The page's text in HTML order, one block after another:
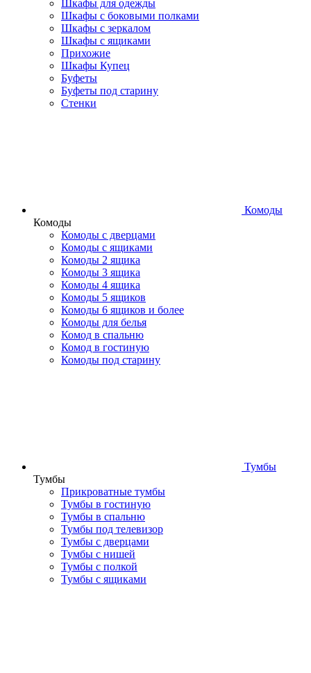
Шкафы для одежды
Шкафы с боковыми полками
Шкафы с зеркалом
Шкафы с ящиками
Прихожие
Шкафы Купец
Буфеты
Буфеты под старину
Стенки
Комоды
Комоды
Комоды с дверцами
Комоды с ящиками
Комоды 2 ящика
Комоды 3 ящика
Комоды 4 ящика
Комоды 5 ящиков
Комоды 6 ящиков и более
Комоды для белья
Комод в спальню
Комод в гостиную
Комоды под старину
Тумбы
Тумбы
Прикроватные тумбы
Тумбы в гостиную
Тумбы в спальню
Тумбы под телевизор
Тумбы с дверцами
Тумбы с нишей
Тумбы с полкой
Тумбы с ящиками